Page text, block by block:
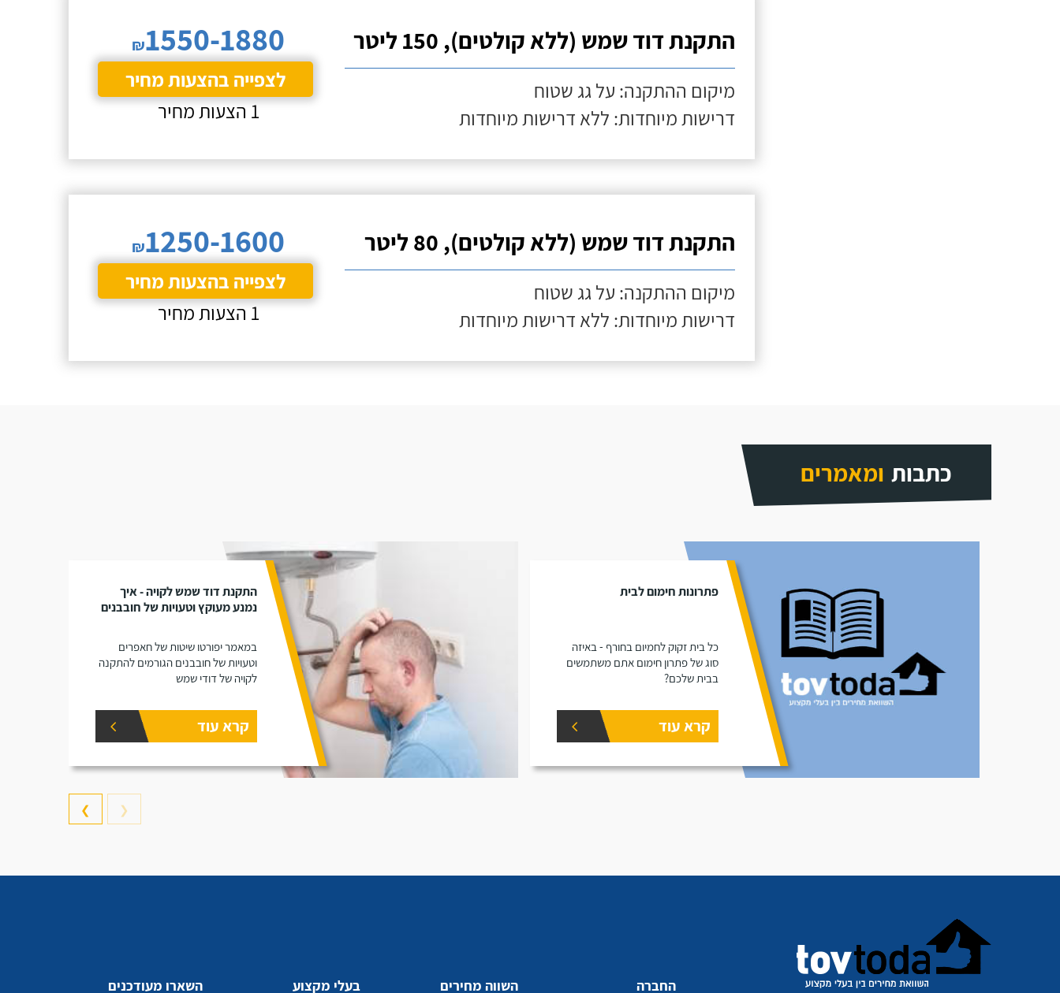
התקנת דוד שמש (ללא קולטים), 150 ליטר
מיקום ההתקנה: על גג שטוח
דרישות מיוחדות: ללא דרישות מיוחדות
₪1550-1880
לצפייה בהצעות מחיר
1 הצעות מחיר
התקנת דוד שמש (ללא קולטים), 80 ליטר
מיקום ההתקנה: על גג שטוח
דרישות מיוחדות: ללא דרישות מיוחדות
₪1250-1600
לצפייה בהצעות מחיר
1 הצעות מחיר
כתבות ומאמרים
פתרונות חימום לבית
כל בית זקוק לחמיום בחורף - באיזה
סוג של פתרון חימום אתם משתמשים
בבית שלכם?
קרא עוד
התקנת דוד שמש לקויה - איך
נמנע מעוקץ וטעויות של חובבנים
במאמר יפורטו שיטות של חאפרים
וטעויות של חובבנים הגורמים להתקנה
לקויה של דודי שמש
קרא עוד
❮
❯
החברה השווה מחירים בעלי מקצוע השארו מעודכנים